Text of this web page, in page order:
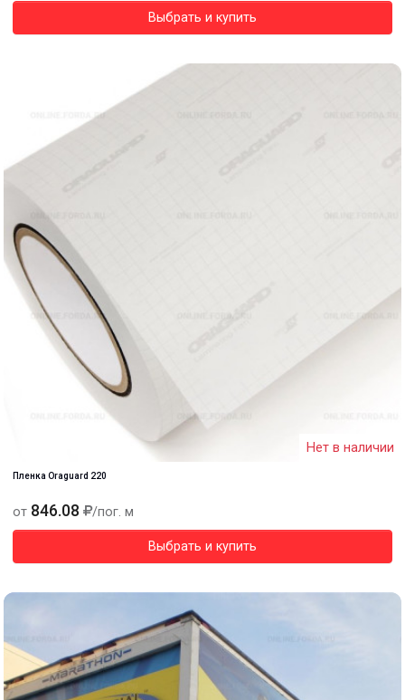
Выбрать и купить
Нет в наличии
Пленка Oraguard 220
от 846.08 /пог. м
Выбрать и купить